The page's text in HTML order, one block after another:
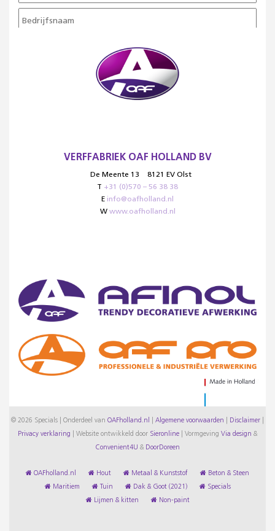
VERFFABRIEK OAF HOLLAND BV
De Meente 13
8121 EV Olst
T +31 (0)570 – 56 38 38
E info@oafholland.nl
W www.oafholland.nl
© 2026 Specials | Onderdeel van OAFholland.nl Algemene voorwaarden Disclaimer
Privacy verklaring Website ontwikkeld door Sieronline Vormgeving Via design &
Convenient4U & DoorDoreen
OAFholland.nl Hout Metaal & Kunststof Beton & Steen
Maritiem Tuin Dak & Goot (2021) Specials
Lijmen & kitten Non-paint